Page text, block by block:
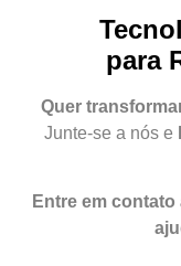
para
Quer
Junte-se a nós e
Entre em